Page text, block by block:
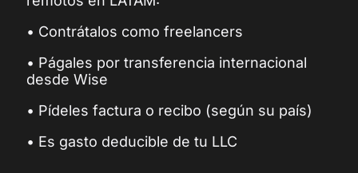
• Contrátalos como freelancers
• Págales por transferencia internacional
desde Wise
• Pídeles factura o recibo (según su país)
• Es gasto deducible de tu LLC